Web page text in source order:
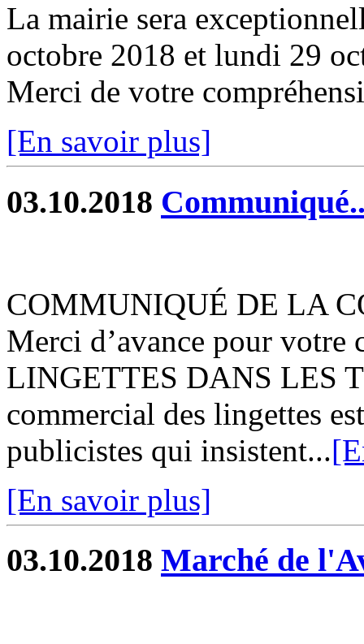
La mairie sera
octobre 2018 et lundi 29
Merci de votre
[En savoir plus]
03.10.2018
COMMUNIQUÉ DE LA
Merci d’avance pour
LINGETTES DANS LES
commercial des lingettes
publicistes qui insistent...
[En savoir plus]
03.10.2018 Marché de